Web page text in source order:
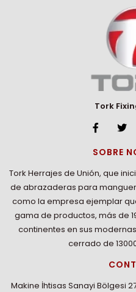
Tork
SOBRE
Tork Herrajes de Unión, que
de abrazaderas para
como la empresa ejemplar
gama de productos, más de
continentes en sus
cerrado de
Makine İhtisas Sanayi Bölgesi